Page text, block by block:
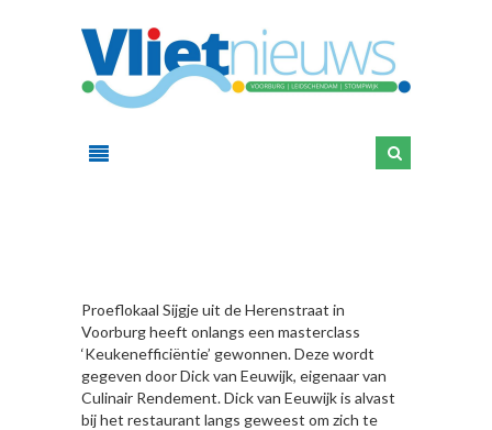
Proeflokaal Sijgje uit de Herenstraat in
Voorburg heeft onlangs een masterclass
‘Keukenefficiëntie’ gewonnen. Deze wordt
gegeven door Dick van Eeuwijk, eigenaar van
Culinair Rendement. Dick van Eeuwijk is alvast
bij het restaurant langs geweest om zich te